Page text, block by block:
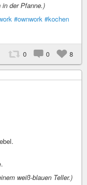
der Pfanne.)
#ownwork #kochen
0 0 8
weiß-blauen Teller.)